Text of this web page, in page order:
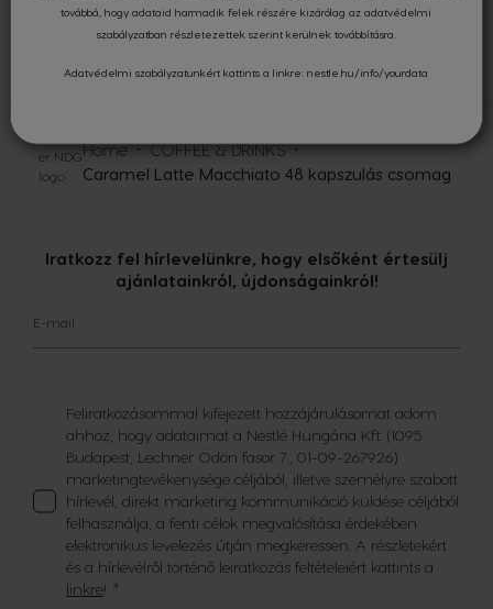
továbbá, hogy adataid harmadik felek részére kizárólag azadatvédelmi
szabályzatban részletezettek szerint kerülnek továbbításra.
Adatvédelmi szabályzatunkért kattints a linkre:nestle.hu/info/yourdata
FORDULJ HOZZÁNK!
Iratkozz fel hírlevelünkre, hogy elsőként értesülj
ajánlatainkról, újdonságainkról!
E-mail
Feliratkozásommal kifejezett hozzájárulásomat adom
ahhoz, hogy adataimat a Nestlé Hungária Kft. (1095
Budapest, Lechner Ödön fasor 7., 01-09-267926)
marketingtevékenysége céljából, illetve személyre szabott
hírlevél, direkt marketing kommunikáció küldése céljából
felhasználja, a fenti célok megvalósítása érdekében
elektronikus levelezés útján megkeressen. A részletekért
és a hírlevélről történő leiratkozás feltételeiért kattints a
linkre!
Home
COFFEE & DRINKS
Caramel Latte Macchiato 48 kapszulás csomag